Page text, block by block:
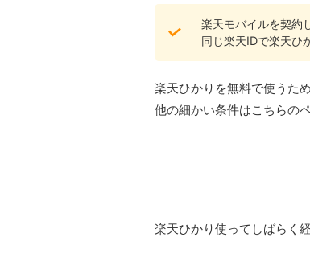
楽天モバイルを契約
同じ楽天IDで楽天ひ
楽天ひかりを無料で使うた
他の細かい条件はこちらの
楽天ひかり使ってしばらく